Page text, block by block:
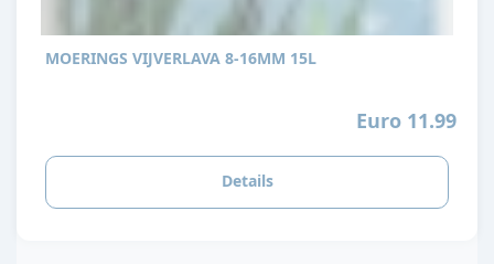
MOERINGS VIJVERLAVA 8-16MM 15L
Euro 11.99
Details